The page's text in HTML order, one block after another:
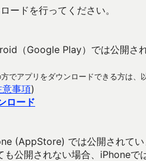
ードを行ってください。
（Google Play）では公開さ
でアプリをダウンロードできる方は、
意事項)
ロード
(AppStore) では公開されて
公開されない場合、iPhoneで